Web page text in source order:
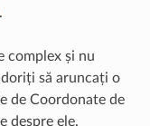
complex și nu
să aruncați o
de Coordonate de
despre ele.